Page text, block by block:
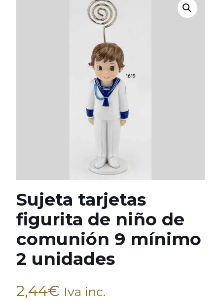
Sujeta tarjetas
figurita de niño de
comunión 9 mínimo
2 unidades
2,44€ Iva inc.